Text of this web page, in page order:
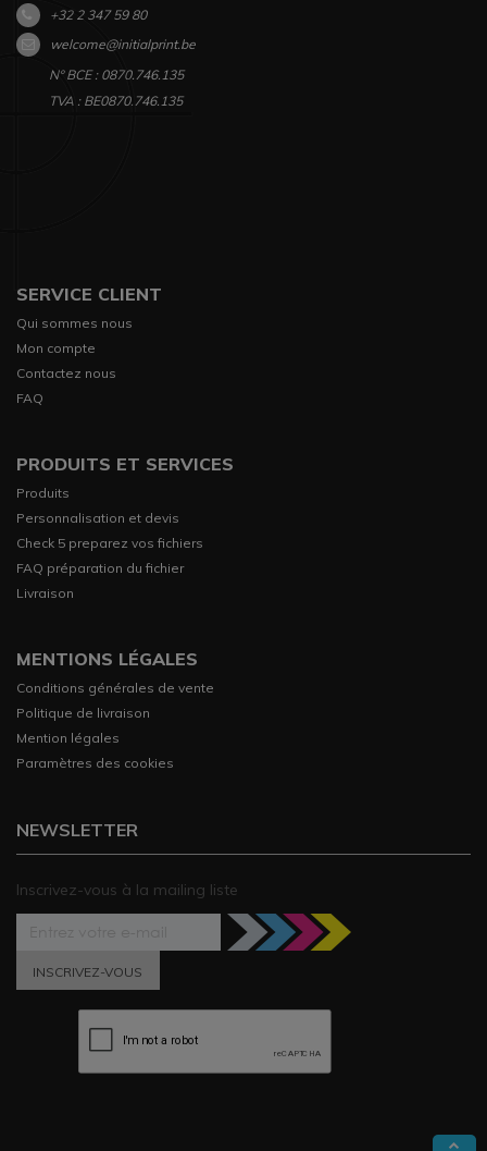
+32 2 347 59 80
welcome@initialprint.be
N° BCE : 0870.746.135
TVA : BE0870.746.135
SERVICE CLIENT
Qui sommes nous
Mon compte
Contactez nous
FAQ
PRODUITS ET SERVICES
Produits
Personnalisation et devis
Check 5 preparez vos fichiers
FAQ préparation du fichier
Livraison
MENTIONS LÉGALES
Conditions générales de vente
Politique de livraison
Mention légales
Paramètres des cookies
NEWSLETTER
Inscrivez-vous à la mailing liste
INSCRIVEZ-VOUS